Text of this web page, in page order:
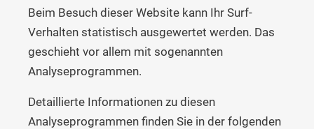
Beim Besuch dieser Website kann Ihr Surf-
Verhalten statistisch ausgewertet werden. Das
geschieht vor allem mit sogenannten
Analyseprogrammen.
Detaillierte Informationen zu diesen
Analyseprogrammen finden Sie in der folgenden